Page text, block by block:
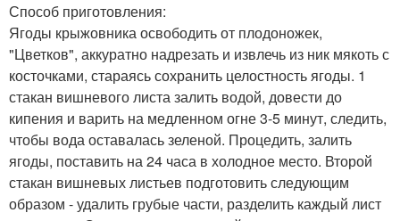
Способ приготовления:
Ягоды крыжовника освободить от плодоножек,
"Цветков", аккуратно надрезать и извлечь из ник мякоть с
косточками, стараясь сохранить целостность ягоды. 1
стакан вишневого листа залить водой, довести до
кипения и варить на медленном огне 3-5 минут, следить,
чтобы вода оставалась зеленой. Процедить, залить
ягоды, поставить на 24 часа в холодное место. Второй
стакан вишневых листьев подготовить следующим
образом - удалить грубые части, разделить каждый лист